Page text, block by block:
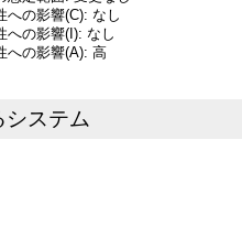
への影響(C): なし
への影響(I): なし
への影響(A): 高
ステム